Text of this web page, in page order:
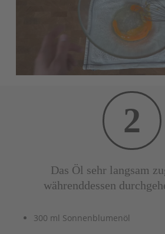
2
Das Öl sehr langsam
währenddessen
300 ml Sonnenblumenöl